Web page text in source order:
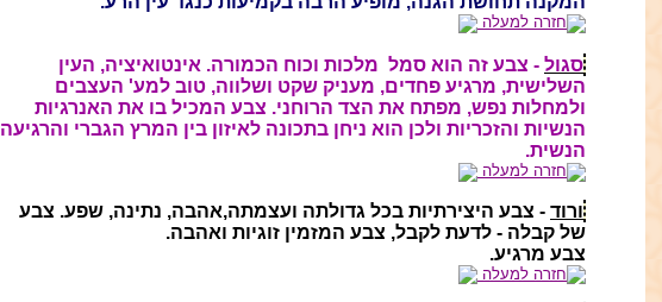
חזרה למעלה
סגול - צבע זה הוא סמל מלכות וכוח הכמורה. אינטואיציה, העין
השלישית, מרגיע פחדים, מעניק שקט ושלווה, טוב למע' העצבים
ולמחלות נפש, מפתח את הצד הרוחני. צבע המכיל בו את האנרגיות
הנשיות והזכריות ולכן הוא ניחן בתכונה לאיזון בין המרץ הגברי והרגיעה
הנשית.
חזרה למעלה
ורוד - צבע היצירתיות בכל גדולתה ועצמתה,אהבה, נתינה, שפע. צבע
של קבלה - לדעת לקבל, צבע המזמין זוגיות ואהבה.
צבע מרגיע.
חזרה למעלה